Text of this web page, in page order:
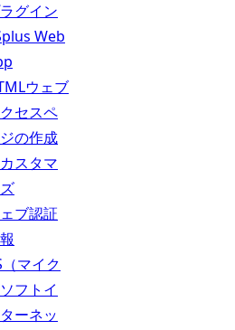
グイン
Web
ウェブ
セスペ
の作成
スタマ
ブ認証
マイク
フトイ
ーネッ